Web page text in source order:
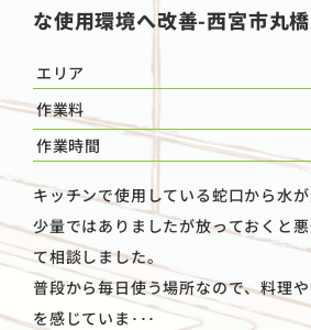
な使用環境へ改善-西宮市丸
エリア
作業料
作業時間
キッチンで使用している蛇口から水が
少量ではありましたが放っておくと
て相談しました。
普段から毎日使う場所なので、料理
を感じていま･･･